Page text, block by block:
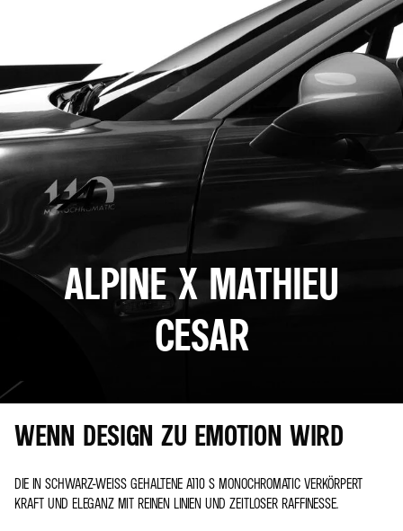
ALPINE X MATHIEU
CESAR
WENN DESIGN ZU EMOTION WIRD
DIE IN SCHWARZ-WEISS GEHALTENE A110 S MONOCHROMATIC VERKÖRPERT K
RAFT UND ELEGANZ MIT REINEN LINIEN UND ZEITLOSER RAFFINESSE.